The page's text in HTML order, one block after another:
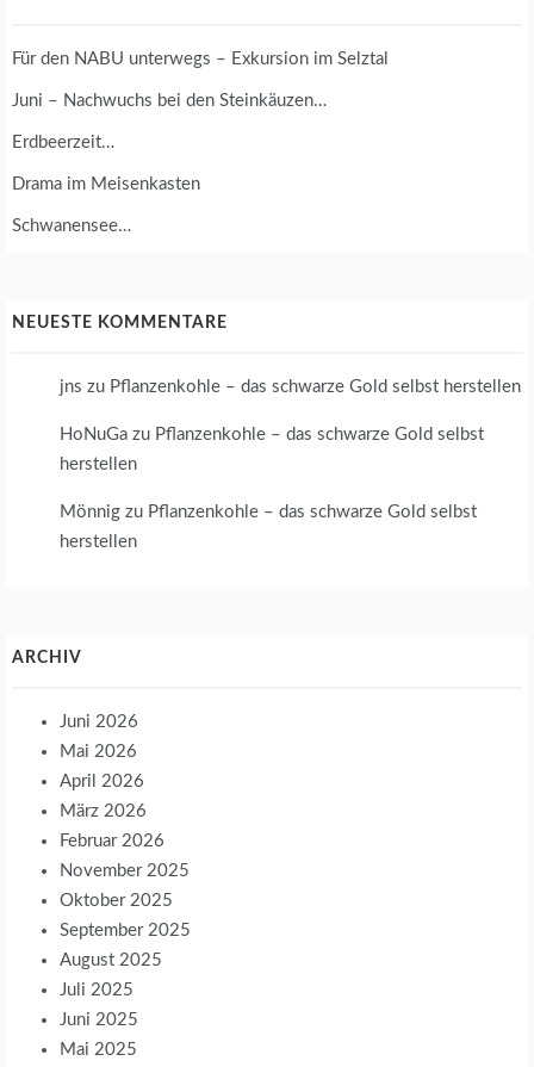
Für den NABU unterwegs – Exkursion im Selztal
Juni – Nachwuchs bei den Steinkäuzen…
Erdbeerzeit…
Drama im Meisenkasten
Schwanensee…
NEUESTE KOMMENTARE
jns zu Pflanzenkohle – das schwarze Gold selbst herstellen
HoNuGa zu Pflanzenkohle – das schwarze Gold selbst
herstellen
Mönnig zu Pflanzenkohle – das schwarze Gold selbst
herstellen
ARCHIV
Juni 2026
Mai 2026
April 2026
März 2026
Februar 2026
November 2025
Oktober 2025
September 2025
August 2025
Juli 2025
Juni 2025
Mai 2025